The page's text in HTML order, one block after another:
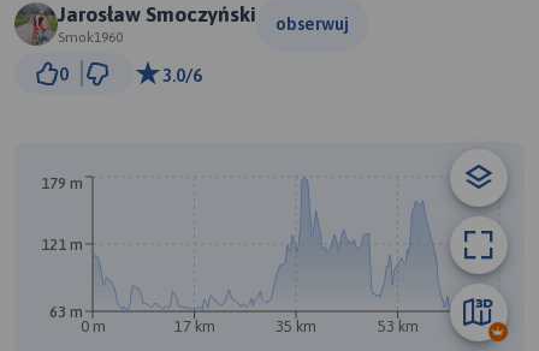
Jarosław Smoczyński
Smok1960
obserwuj
0 3.0/6
0 m 17 km 35 km 53 km 70 km
63 m
121 m
179 m